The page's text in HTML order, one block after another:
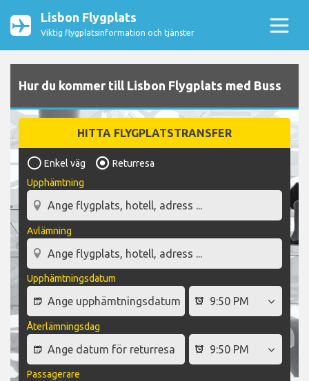
Lisbon Flygplats
Viktig flygplatsinformation och tjänster
Hur du kommer till Lisbon Flygplats med Buss
HITTA FLYGPLATSTRANSFER
Enkel väg
Returresa
Upphämtning
Avlämning
Upphämtningsdatum
Återlämningsdag
Passagerare